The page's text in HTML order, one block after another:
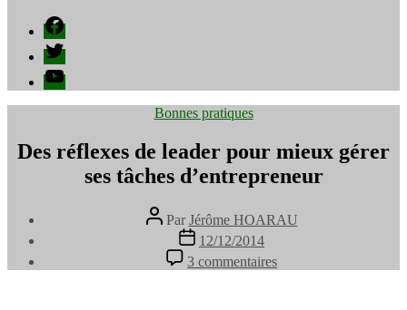
Facebook
Twitter
YouTube
Catégories
Bonnes pratiques
Des réflexes de leader pour mieux gérer
ses tâches d’entrepreneur
Auteur
de
l’article
Par Jérôme HOARAU
Date
de
l’article
12/12/2014
3 commentaires
Des